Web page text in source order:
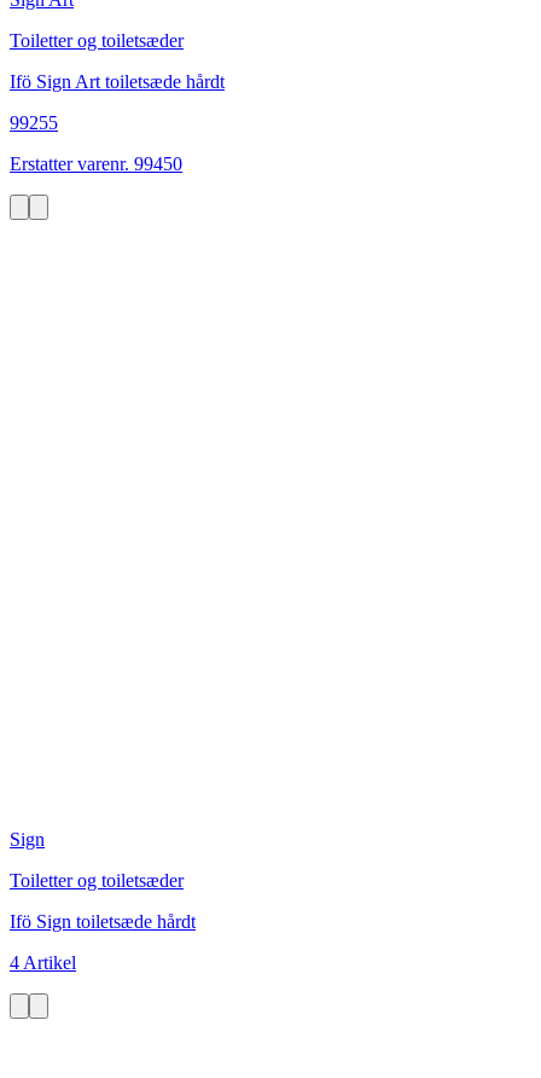
Toiletter og toiletsæder
Ifö Sign Art toiletsæde hårdt
99255
Erstatter varenr. 99450
Sign
Toiletter og toiletsæder
Ifö Sign toiletsæde hårdt
4 Artikel